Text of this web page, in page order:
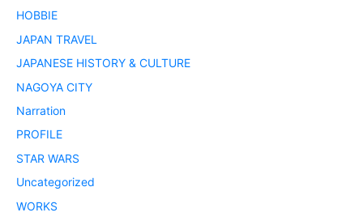
HOBBIE
JAPAN TRAVEL
JAPANESE HISTORY & CULTURE
NAGOYA CITY
Narration
PROFILE
STAR WARS
Uncategorized
WORKS